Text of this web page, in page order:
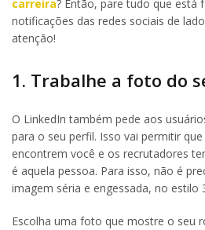
carreira? Então, pare tudo que está
notificações das redes sociais de
atenção!
1. Trabalhe a foto do
O LinkedIn também pede aos
para o seu perfil. Isso vai permitir
encontrem você e os recrutadores
é aquela pessoa. Para isso, não é
imagem séria e engessada, no estilo
Escolha uma foto que mostre o seu